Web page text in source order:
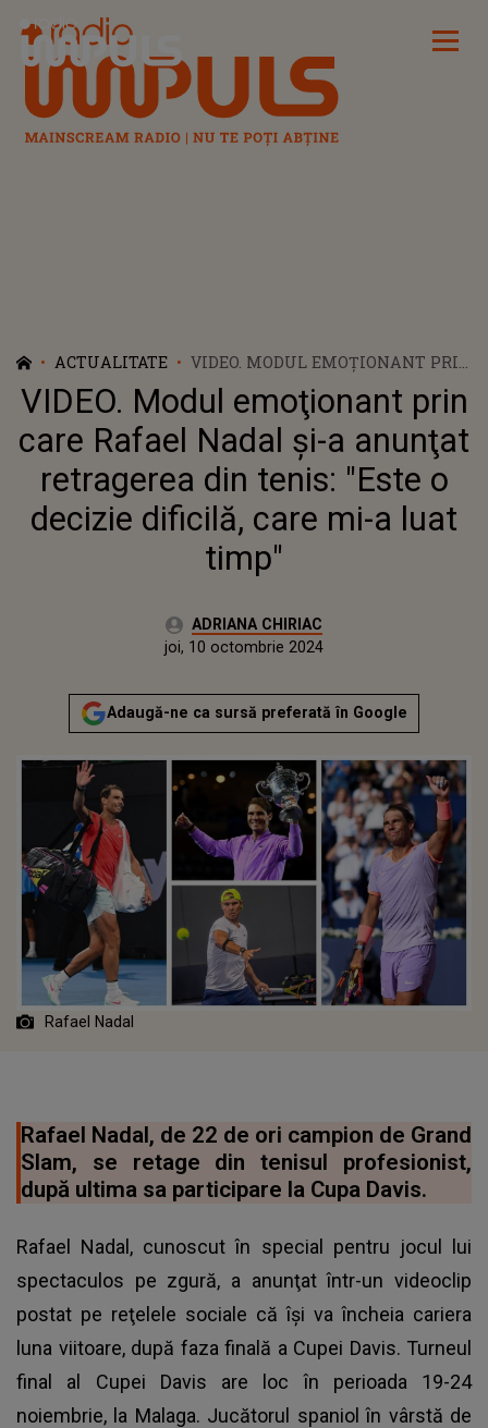
Radio Impuls
ACTUALITATE
VIDEO. MODUL EMOŢIONANT PRIN
CARE RAFAEL NADAL ȘI-A
ANUNŢAT RETRAGEREA DIN
TENIS: "ESTE O DECIZIE DIFICILĂ,
CARE MI-A LUAT TIMP"
VIDEO. Modul emoţionant prin
care Rafael Nadal și-a anunţat
retragerea din tenis: "Este o
decizie dificilă, care mi-a luat
timp"
Autor:ADRIANA CHIRIAC
joi, 10 octombrie 2024Actualizat:
joi, 10 octombrie 2024
Adaugă-ne ca sursă preferată în Google
Rafael Nadal
Rafael Nadal, de 22 de ori campion de Grand
Slam, se retage din tenisul profesionist,
după ultima sa participare la Cupa Davis.
Rafael Nadal, cunoscut în special pentru jocul lui
spectaculos pe zgură, a anunţat într-un videoclip
postat pe reţelele sociale că îşi va încheia cariera
luna viitoare, după faza finală a Cupei Davis. Turneul
final al Cupei Davis are loc în perioada 19-24
noiembrie, la Malaga. Jucătorul spaniol în vârstă de